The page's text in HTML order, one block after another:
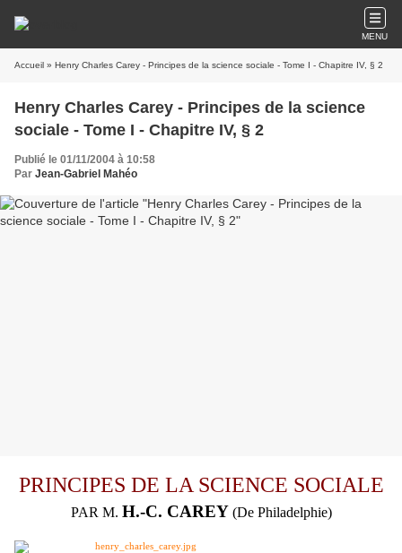
MENU
Accueil » Henry Charles Carey - Principes de la science sociale - Tome I - Chapitre IV, § 2
Henry Charles Carey - Principes de la science
sociale - Tome I - Chapitre IV, § 2
Publié le 01/11/2004 à 10:58
Par Jean-Gabriel Mahéo
PRINCIPES DE LA SCIENCE SOCIALE
PAR M. H.-C. CAREY (De Philadelphie)